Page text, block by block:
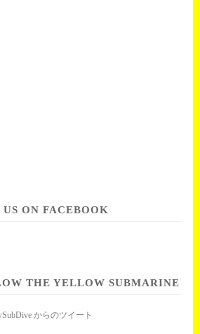
ON FACEBOOK
THE YELLOW SUBMARINE
からのツイート